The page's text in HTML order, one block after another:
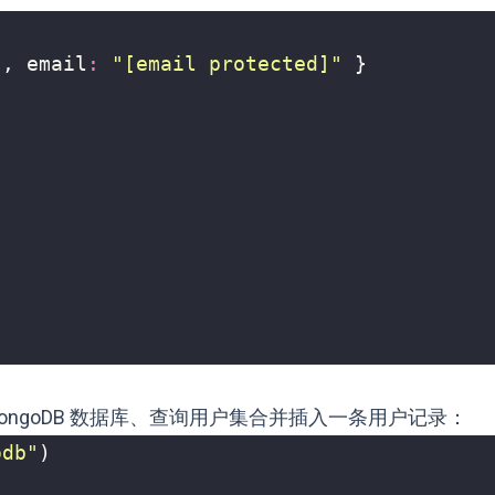
, email : " [email protected] " }
数据库、查询用户集合并插入一条用户记录：
)